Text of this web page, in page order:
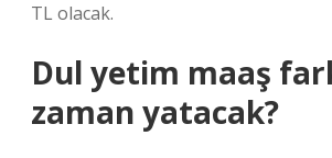
TL olacak.
Dul yetim maaş
zaman yatacak?